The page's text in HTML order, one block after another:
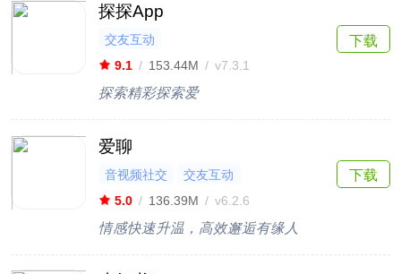
探探App
交友互动
9.1 / 153.44M / v7.3.1
探索精彩探索爱
下载
爱聊
音视频社交
交友互动
5.0 / 136.39M / v6.2.6
情感快速升温，高效邂逅有缘人
下载